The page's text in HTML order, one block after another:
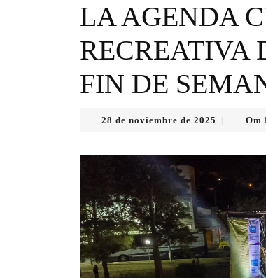
LA AGENDA
RECREATIVA
FIN DE
28 de noviembre de 2025
2025
Om